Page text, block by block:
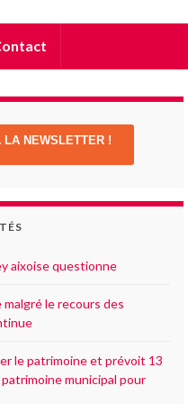
LA NEWSLETTER !
aixoise questionne
le recours des
le patrimoine et prévoit 13
municipal pour